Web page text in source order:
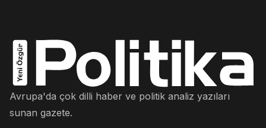
Avrupa'da çok dilli haber ve politik analiz yazıları
sunan gazete.